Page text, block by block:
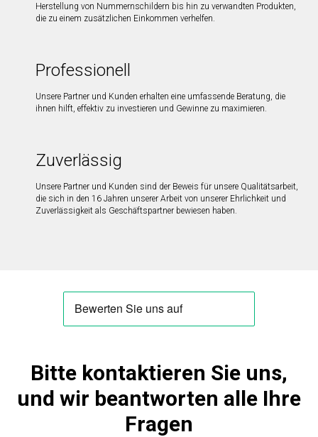
Herstellung von Nummernschildern bis hin zu verwandten Produkten,
die zu einem zusätzlichen Einkommen verhelfen.
Professionell
Unsere Partner und Kunden erhalten eine umfassende Beratung, die
ihnen hilft, effektiv zu investieren und Gewinne zu maximieren.
Zuverlässig
Unsere Partner und Kunden sind der Beweis für unsere Qualitätsarbeit,
die sich in den 16 Jahren unserer Arbeit von unserer Ehrlichkeit und
Zuverlässigkeit als Geschäftspartner bewiesen haben.
Bitte kontaktieren Sie uns,
und wir beantworten alle Ihre
Fragen